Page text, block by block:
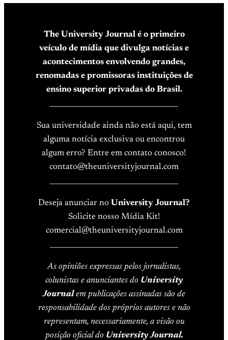
The University Journal é o primeiro
veículo de mídia que divulga notícias e
acontecimentos envolvendo grandes,
renomadas e promissoras instituições de
ensino superior privadas do Brasil.
Sua universidade ainda não está aqui, tem
alguma notícia exclusiva ou encontrou
algum erro? Entre em contato conosco!
contato@theuniversityjournal.com
Deseja anunciar no University Journal?
Solicite nosso Mídia Kit!
comercial@theuniversityjournal.com
As opiniões expressas pelos jornalistas,
colunistas e anunciantes do University
Journalem publicações assinadas são de
responsabilidade dos próprios autores e não
representam, necessariamente, a visão ou
posição oficial do University Journal.